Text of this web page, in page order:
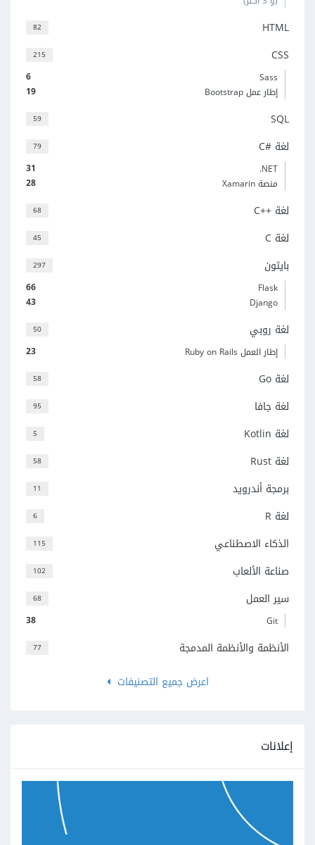
82 HTML
215 CSS
6
Sass
19
إطار عمل Bootstrap
59 SQL
79 لغة C#‎
31
‎.NET
28
منصة Xamarin
68 لغة C++‎
45 لغة C
297 بايثون
66
Flask
43
Django
50 لغة روبي
23 إطار العمل Ruby on Rails
58 لغة Go
95 لغة جافا
5 لغة Kotlin
58 لغة Rust
11 برمجة أندرويد
6 لغة R
115 الذكاء الاصطناعي
102 صناعة الألعاب
68 سير العمل
38 Git
77
الأنظمة والأنظمة المدمجة
اعرض جميع التصنيفات
إعلانات